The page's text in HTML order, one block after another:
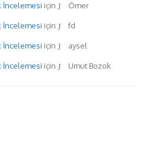
İncelemesi için Ömer
İncelemesi için fd
İncelemesi için aysel
İncelemesi için Umut Bozok